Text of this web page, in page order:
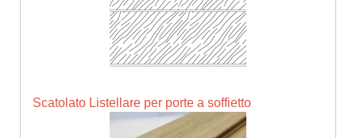
Scatolato Listellare per porte a soffietto